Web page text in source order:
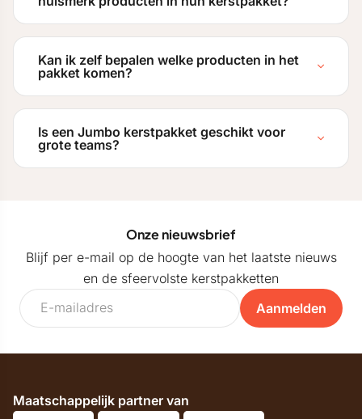
Kan ik zelf bepalen welke producten in het
pakket komen?
Is een Jumbo kerstpakket geschikt voor
grote teams?
Onze nieuwsbrief
Blijf per e-mail op de hoogte van het laatste nieuws
en de sfeervolste kerstpakketten
Aanmelden
Maatschappelijk partner van